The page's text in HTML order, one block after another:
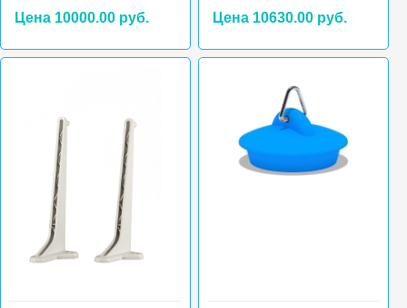
Цена 10000.00 руб. Цена 10630.00 руб.